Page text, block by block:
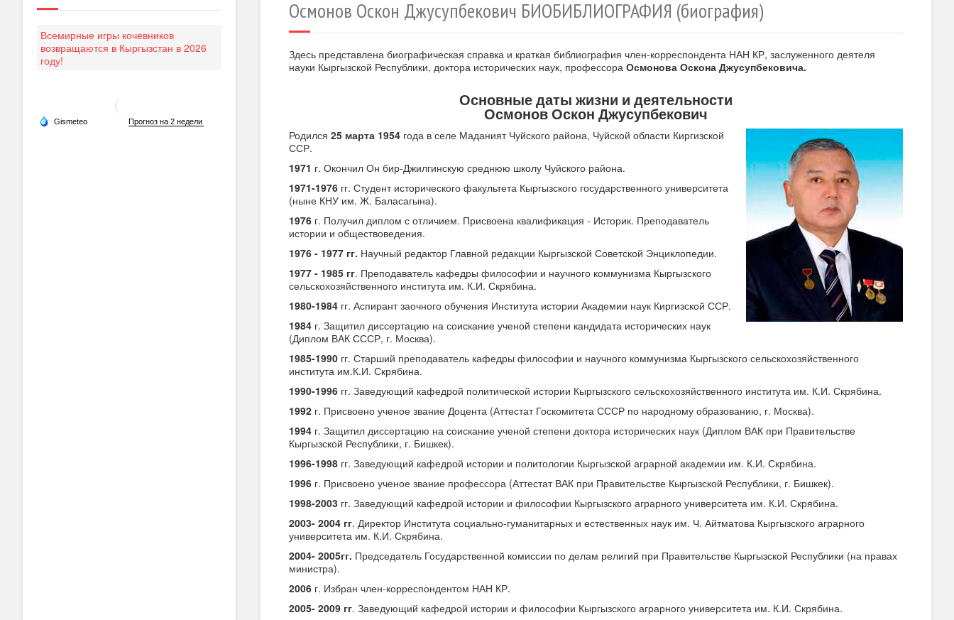
Всемирные игры кочевников
возвращаются в Кыргызстан в 2026
году!
Осмонов Оскон Джусупбекович БИОБИБЛИОГРАФИЯ (биография)
Здесь представлена биографическая справка и краткая библиография член-корреспондента НАН КР, заслуженного деятеля
науки Кыргызской Республики, доктора исторических наук, профессора Осмонова Оскона Джусупбековича.
Основные даты жизни и деятельности
Осмонов Оскон Джусупбекович
Родился 25 марта 1954 года в селе Маданият Чуйского района, Чуйской области Киргизской
ССР.
1971 г. Окончил Он бир-Джилгинскую среднюю школу Чуйского района.
1971-1976 гг. Студент исторического факультета Кыргызского государственного университета
(ныне КНУ им. Ж. Баласагына).
1976 г. Получил диплом с отличием. Присвоена квалификация - Историк. Преподаватель
истории и обществоведения.
1976 - 1977 гг. Научный редактор Главной редакции Кыргызской Советской Энциклопедии.
1977 - 1985 гг. Преподаватель кафедры философии и научного коммунизма Кыргызского
сельскохозяйственного института им. К.И. Скрябина.
1980-1984 гг. Аспирант заочного обучения Института истории Академии наук Киргизской ССР.
1984 г. Защитил диссертацию на соискание ученой степени кандидата исторических наук
(Диплом ВАК СССР, г. Москва).
1985-1990 гг. Старший преподаватель кафедры философии и научного коммунизма Кыргызского сельскохозяйственного
института им.К.И. Скрябина.
1990-1996 гг. Заведующий кафедрой политической истории Кыргызского сельскохозяйственного института им. К.И. Скрябина.
1992 г. Присвоено ученое звание Доцента (Аттестат Госкомитета СССР по народному образованию, г. Москва).
1994 г. Защитил диссертацию на соискание ученой степени доктора исторических наук (Диплом ВАК при Правительстве
Кыргызской Республики, г. Бишкек).
1996-1998 гг. Заведующий кафедрой истории и политологии Кыргызской аграрной академии им. К.И. Скрябина.
1996 г. Присвоено ученое звание профессора (Аттестат ВАК при Правительстве Кыргызской Республики, г. Бишкек).
1998-2003 гг. Заведующий кафедрой истории и философии Кыргызского аграрного университета им. К.И. Скрябина.
2003- 2004 гг. Директор Института социально-гуманитарных и естественных наук им. Ч. Айтматова Кыргызского аграрного
университета им. К.И. Скрябина.
2004- 2005гг. Председатель Государственной комиссии по делам религий при Правительстве Кыргызской Республики (на правах
министра).
2006 г. Избран член-корреспондентом НАН КР.
2005- 2009 гг. Заведующий кафедрой истории и философии Кыргызского аграрного университета им. К.И. Скрябина.